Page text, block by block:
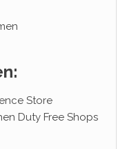
Store
Duty Free Shops